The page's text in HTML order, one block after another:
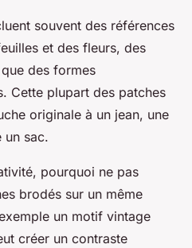
souvent des références
et des fleurs, des
des formes
Cette plupart des patches
originale à un jean, une
un sac.
pourquoi ne pas
brodés sur un même
un motif vintage
créer un contraste